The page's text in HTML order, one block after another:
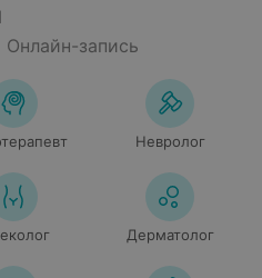
запись
Невролог
Дерматолог